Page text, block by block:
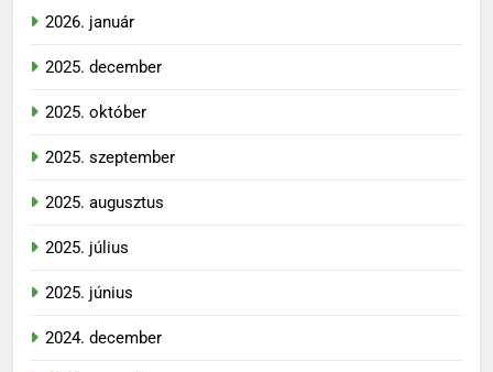
2026. január
2025. december
2025. október
2025. szeptember
2025. augusztus
2025. július
2025. június
2024. december